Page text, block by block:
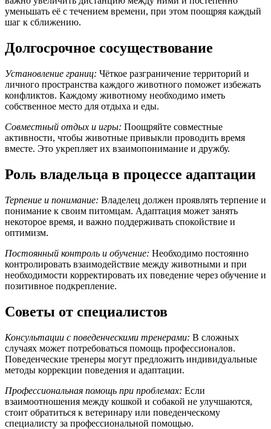
уменьшать её с течением времени, при этом поощряя каждый
шаг к сближению.
Долгосрочное сосуществование
Установление границ: Чёткое разграничение территорий и
личного пространства каждого животного поможет избежать
конфликтов. Каждому животному необходимо иметь
собственное место для отдыха и еды.
Совместный отдых и игры: Поощряйте совместные
активности, чтобы животные привыкли проводить время
вместе. Это укрепляет их взаимопонимание и дружбу.
Роль владельца в процессе адаптации
Терпение и понимание: Владелец должен проявлять терпение и
понимание к своим питомцам. Адаптация может занять
некоторое время, и важно поддерживать спокойствие и
оптимизм.
Постоянный контроль и обучение: Необходимо постоянно
контролировать взаимодействие между животными и при
необходимости корректировать их поведение через обучение и
позитивное подкрепление.
Советы от специалистов
Консультации с поведенческими тренерами: В сложных
случаях может потребоваться помощь профессионалов.
Поведенческие тренеры могут предложить индивидуальные
методы коррекции поведения и адаптации.
Профессиональная помощь при проблемах: Если
взаимоотношения между кошкой и собакой не улучшаются,
стоит обратиться к ветеринару или поведенческому
специалисту за профессиональной помощью.